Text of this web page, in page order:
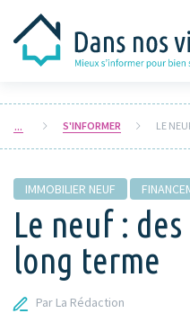
S'INFORMER LE
IMMOBILIER NEUF
Le neuf :
long terme
Par La Rédaction